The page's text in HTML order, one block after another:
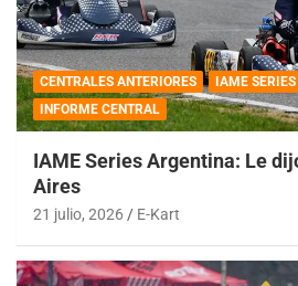
CENTRALES ANTERIORES
IAME
INFORME CENTRAL
IAME Series Argentina: Le
Aires
21 julio, 2026 E-Kart